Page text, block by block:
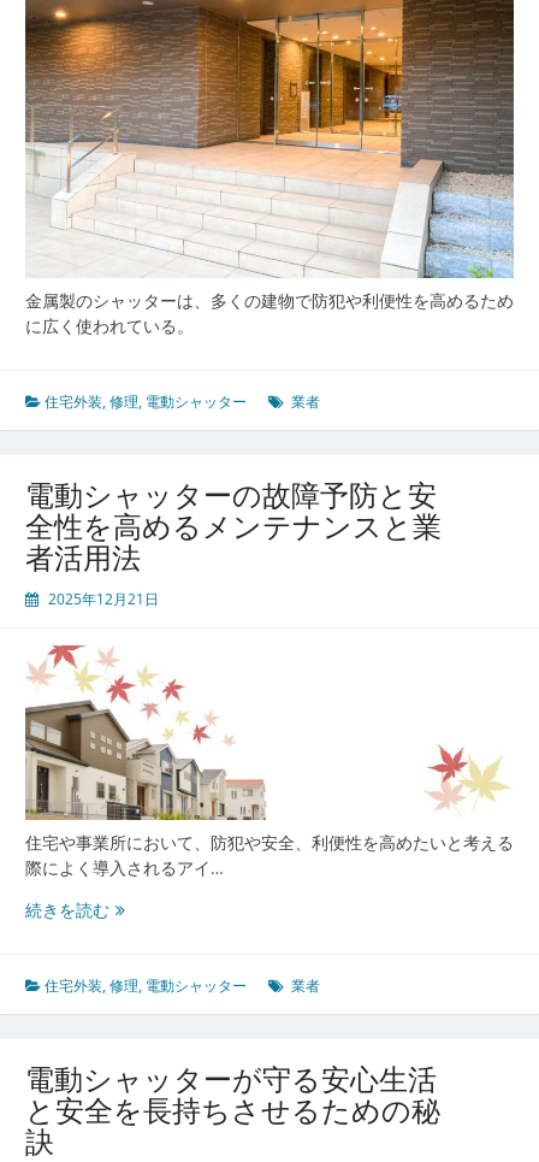
金属製のシャッターは、多くの建物で防犯や利便性を高めるため
に広く使われている。
住宅外装,修理, 電動シャッター 業者
電動シャッターの故障予防と安
全性を高めるメンテナンスと業
者活用法
2025年12月21日
住宅や事業所において、防犯や安全、利便性を高めたいと考える
際によく導入されるアイ…
続きを読む電
ャ
ッ
の
故
住宅外装,修理, 電動シャッター 業者
電動シャッターが守る安心生活
と安全を長持ちさせるための秘
訣